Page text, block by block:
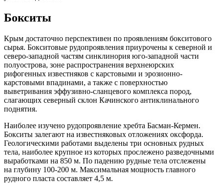
Бокситы
Крым достаточно перспективен по проявлениям бокситового
сырья. Бокситовые рудопроявления приурочены к северной и
северо-западной частям синклинория юго-западной части
полуострова, зоне распространения верхнеюрских
рифогенных известняков с карстовыми и эрозионно-
карстовыми впадинами, а также с поверхностью
выветривания эффузивно-сланцевого комплекса пород,
слагающих северный склон Качинского антиклинальнoгo
поднятия.
Наиболее изучено рудопроявление хребта Басман-Кермен.
Бокситы залегают на известняковых отложениях оксфорда.
Геологическими работами выделены три основных рудных
тела, наиболее крупное из которых прослежено разведочными
выработками на 850 м. По падению pyдные тела отслежены
на глубину 100-200 м. Максимальная мощность главного
рудного пласта составляет 4,5 м.